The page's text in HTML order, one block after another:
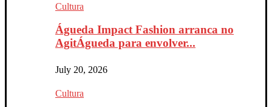
Cultura
Águeda Impact Fashion arranca no
AgitÁgueda para envolver...
July 20, 2026
Cultura